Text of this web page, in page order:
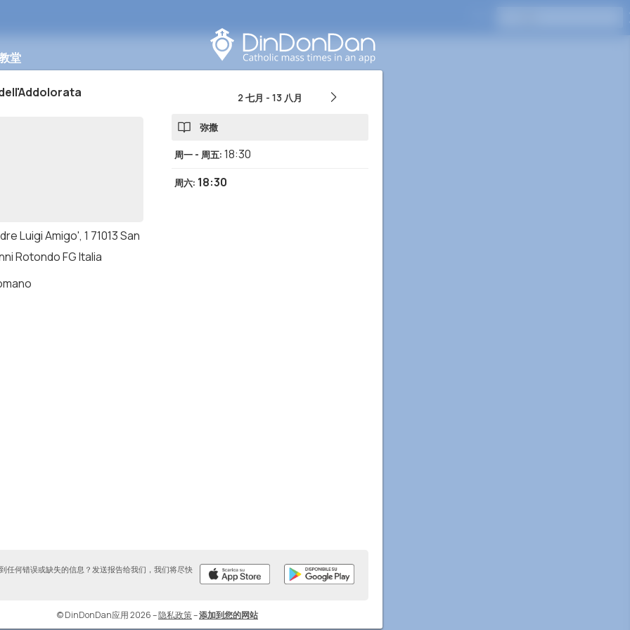
堂
Luigi Amigo', 1 71013 San
Rotondo FG Italia
2 七月 - 13 八月
弥撒
周一 - 周五: 18:30
周六: 18:30
任何错误或缺失的信息？发送报告给我们，我们将尽快
© DinDonDan应用 2026–隐私政策–添加到您的网站